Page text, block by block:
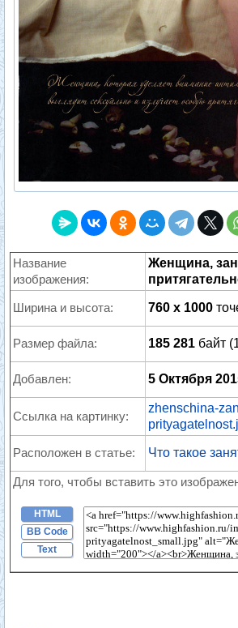
Название
изображения:
Женщина,
Ширина и высота: 760 x 1000
Размер файла: 185 281 байт
Добавлен: 5 Октября
Ссылка на картинку:
zhenschina-
Расположен в статье: Что такое
Для того, чтобы вставить это
HTML
BB Code
Text